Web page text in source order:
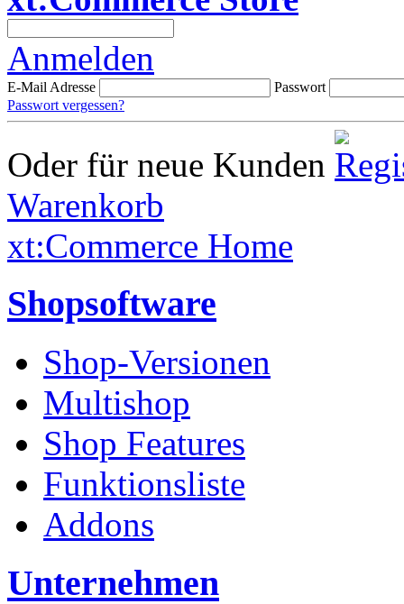
Anmelden
E-Mail Adresse
Passwort
Passwort vergessen?
Oder für neue Kunden
Warenkorb
xt:Commerce Home
Shopsoftware
Shop-Versionen
Multishop
Shop Features
Funktionsliste
Addons
Unternehmen